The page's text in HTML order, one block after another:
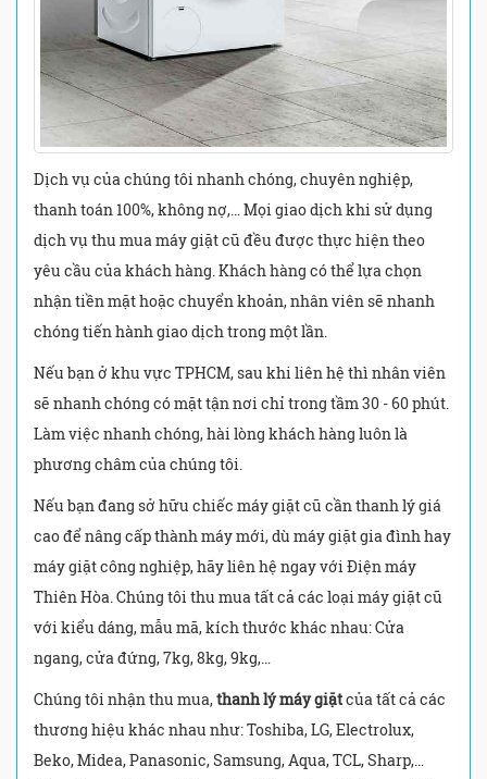
Dịch vụ của chúng tôi nhanh chóng, chuyên nghiệp,
thanh toán 100%, không nợ,… Mọi giao dịch khi sử dụng
dịch vụ thu mua máy giặt cũ đều được thực hiện theo
yêu cầu của khách hàng. Khách hàng có thể lựa chọn
nhận tiền mặt hoặc chuyển khoản, nhân viên sẽ nhanh
chóng tiến hành giao dịch trong một lần.
Nếu bạn ở khu vực TPHCM, sau khi liên hệ thì nhân viên
sẽ nhanh chóng có mặt tận nơi chỉ trong tầm 30 - 60 phút.
Làm việc nhanh chóng, hài lòng khách hàng luôn là
phương châm của chúng tôi.
Nếu bạn đang sở hữu chiếc máy giặt cũ cần thanh lý giá
cao để nâng cấp thành máy mới, dù máy giặt gia đình hay
máy giặt công nghiệp, hãy liên hệ ngay với Điện máy
Thiên Hòa. Chúng tôi thu mua tất cả các loại máy giặt cũ
với kiểu dáng, mẫu mã, kích thước khác nhau: Cửa
ngang, cửa đứng, 7kg, 8kg, 9kg,…
Chúng tôi nhận thu mua,thanh lý máy giặtcủa tất cả các
thương hiệu khác nhau như: Toshiba, LG, Electrolux,
Beko, Midea, Panasonic, Samsung, Aqua, TCL, Sharp,…